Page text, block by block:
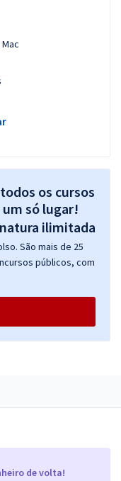
de volta!
os cursos
só lugar!
São mais de 25
públicos, com